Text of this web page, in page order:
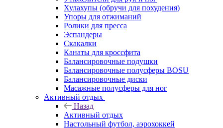
Хулахупы (обручи для похудения)
Упоры для отжиманий
Ролики для пресса
Эспандеры
Скакалки
Канаты для кроссфита
Балансировочные подушки
Балансировочные полусферы BOSU
Балансировочные диски
Масажные полусферы для ног
Активный отдых
Назад
Активный отдых
Настольный футбол, аэрохоккей